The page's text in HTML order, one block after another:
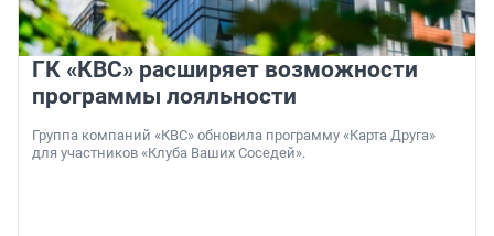
ГК «КВС» расширяет возможности
программы лояльности
Группа компаний «КВС» обновила программу «Карта Друга»
для участников «Клуба Ваших Соседей».